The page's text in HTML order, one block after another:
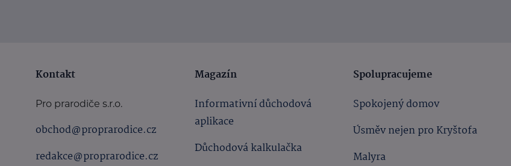
Kontakt
Pro prarodiče s.r.o.
obchod@proprarodice.cz
redakce@proprarodice.cz
Magazín
Informativní důchodová
aplikace
Důchodová kalkulačka
Spolupracujeme
Spokojený domov
Úsměv nejen pro Kryštofa
Malyra